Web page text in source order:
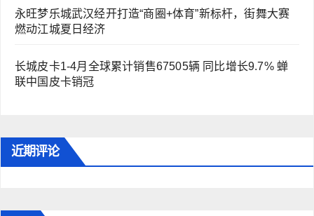
永旺梦乐城武汉经开打造“商圈+体育”新标杆，街舞大赛
燃动江城夏日经济
长城皮卡1-4月全球累计销售67505辆 同比增长9.7% 蝉
联中国皮卡销冠
近期评论